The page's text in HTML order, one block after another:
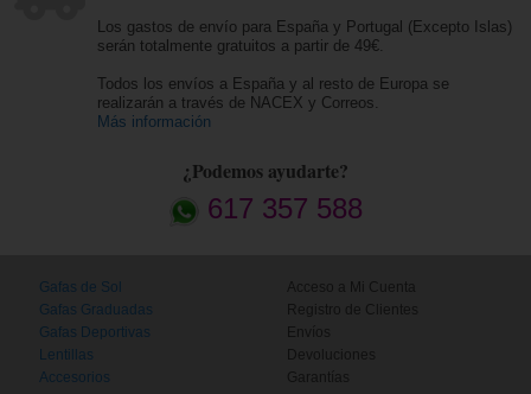
Los gastos de envío para España y Portugal (Excepto Islas)
serán totalmente gratuitos a partir de 49€.
Todos los envíos a España y al resto de Europa se
realizarán a través de NACEX y Correos.
Más información
¿Podemos ayudarte?
617 357 588
Gafas de Sol
Gafas Graduadas
Gafas Deportivas
Lentillas
Accesorios
Acceso a Mi Cuenta
Registro de Clientes
Envíos
Devoluciones
Garantías